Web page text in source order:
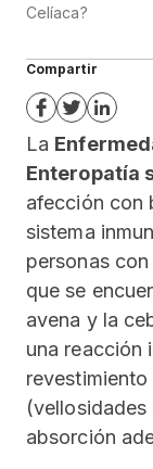
Celíaca?
Compartir
La
Enteropatía
afección con
sistema
personas
que se
avena y la
una reacción
absorción